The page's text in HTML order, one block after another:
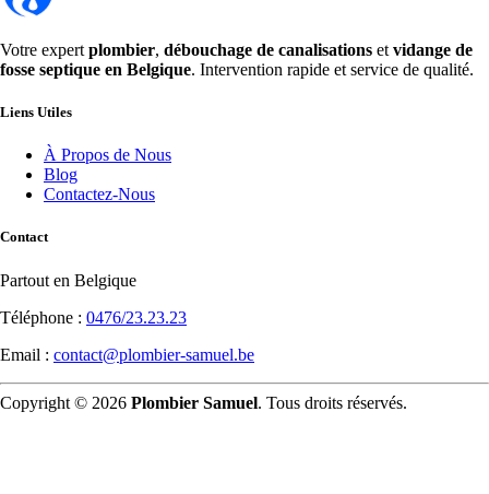
Votre expert plombier, débouchage de canalisations et vidange de
fosse septique en Belgique. Intervention rapide et service de qualité.
Liens Utiles
À Propos de Nous
Blog
Contactez-Nous
Contact
Partout en Belgique
Téléphone : 0476/23.23.23
Email : contact@plombier-samuel.be
Copyright © 2026 Plombier Samuel. Tous droits réservés.